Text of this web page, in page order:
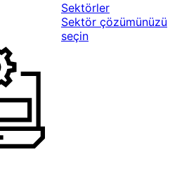
Sektörler
Sektör çözümünüzü
seçin